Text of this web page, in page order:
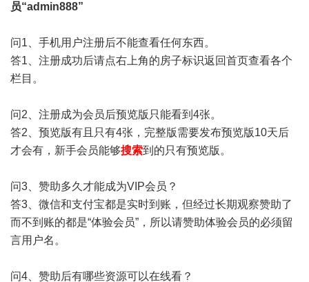
员“admin888”
问1、手机用户注册后不能查看任何东西。
答1、注册成功后请点右上角的房子标识返回首页查看各个
栏目。
问2、注册成为会员后预览版只能看到4张。
答2、预览版有且只有4张，完整版需要发布预览版10天后
才会有，新手会员能够搜索到的只有预览版。
问3、赞助多久才能成为VIP会员？
答3、微信和支付宝都是实时到账，但经过长期观察赞助了
而不到账的都是“体验会员”，所以请赞助体验会员的必须留
言用户名。
问4、赞助后有哪些资源可以在线看？